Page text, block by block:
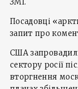
Посадовці
запит про
США
сектору росії
вторгнення